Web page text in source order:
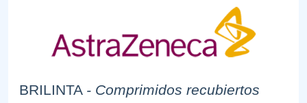
BRILINTA - Comprimidos recubiertos